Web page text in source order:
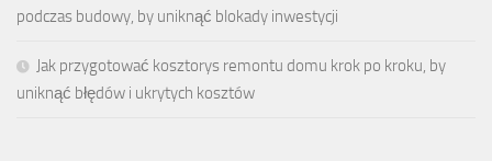
podczas budowy, by uniknąć blokady inwestycji
Jak przygotować kosztorys remontu domu krok po kroku, by
uniknąć błędów i ukrytych kosztów